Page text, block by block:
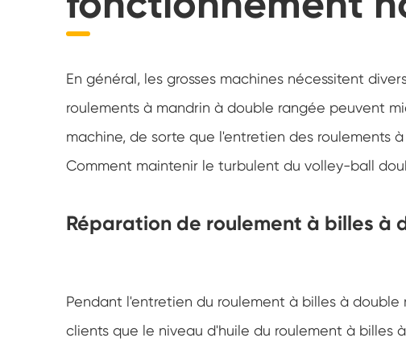
En général, les grosses machines nécessitent
roulements à mandrin à double rangée peuvent
machine, de sorte que l'entretien des roulements
Comment maintenir le turbulent du volley-ball
Réparation de roulement à billes à
Pendant l'entretien du roulement à billes à
clients que le niveau d'huile du roulement à billes